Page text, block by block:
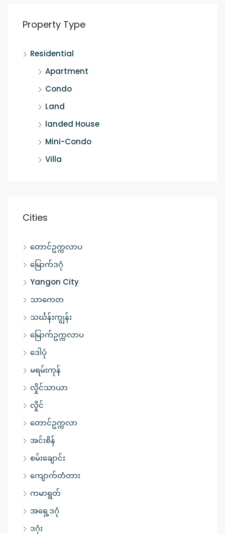
Property Type
Residential
Apartment
Condo
Land
landed House
Mini-Condo
Villa
Cities
တောင်ဥက္ကလာပ
မြောက်ဒဂုံ
Yangon City
သာကေတ
သင်္ဃန်းကျွန်း
မြောက်ဥက္ကလာပ
ဒေါပုံ
မရမ်းကုန်
လှိုင်သာယာ
လှိုင်
တောင်ဥက္ကလာ
အင်းစိန်
စမ်းချောင်း
ကျောက်တံတား
ကမာရွတ်
အရှေ့ဒဂုံ
ဒဂုံး